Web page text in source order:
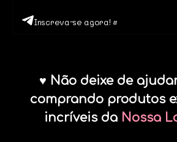
Inscreva-se agora! •
♥ Não deixe de
comprando produtos
incríveis da Nossa